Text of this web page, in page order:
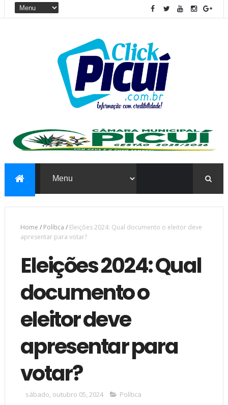
Home / Política / Eleições 2024: Qual documento o eleitor deve
apresentar para votar?
Eleições 2024: Qual
documento o
eleitor deve
apresentar para
votar?
sábado, outubro 05, 2024 Política